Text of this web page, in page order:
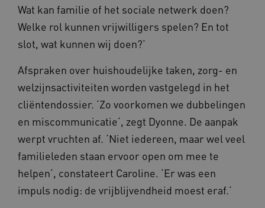
Wat kan familie of het sociale netwerk doen?
Welke rol kunnen vrijwilligers spelen? En tot
slot, wat kunnen wij doen?‘
Afspraken over huishoudelijke taken, zorg- en
welzijnsactiviteiten worden vastgelegd in het
cliëntendossier. ‘Zo voorkomen we dubbelingen
en miscommunicatie‘, zegt Dyonne. De aanpak
werpt vruchten af. ‘Niet iedereen, maar wel veel
familieleden staan ervoor open om mee te
helpen‘, constateert Caroline. ‘Er was een
impuls nodig: de vrijblijvendheid moest eraf.‘
_ga_6B560G1Y8F .waardigheidentrots.nl
AWSALB
Amazon.com Inc.
m906.waardigheidentrots.nl
Google LLC
.youtube.com